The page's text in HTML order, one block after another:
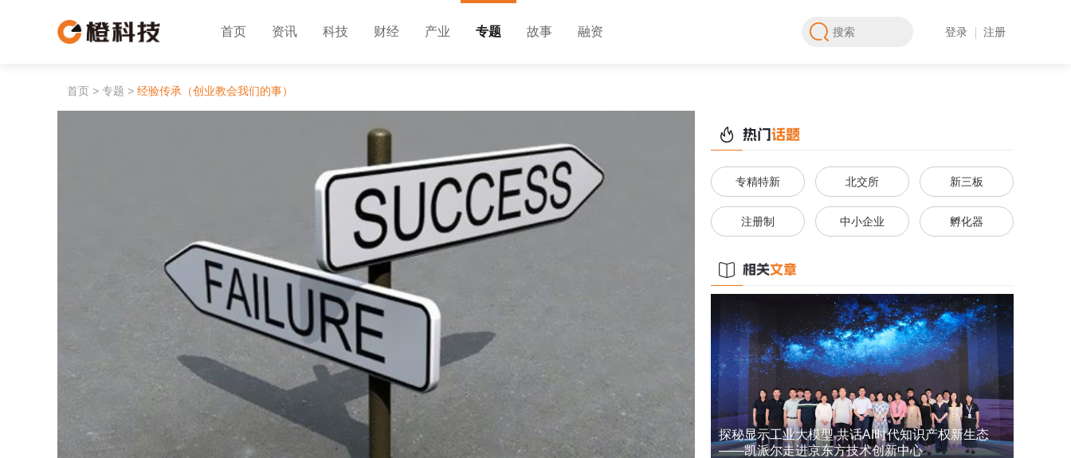
首页 资讯 科技 财经 产业 专题 故事 融资 登录 注册
首页 > 专题 > 经验传承（创业教会我们的事）
专精特新 北交所 新三板
注册制 中小企业 孵化器
探秘显示工业大模型 共话AI时代知识产权新生态
——凯派尔走进京东方技术创新中心